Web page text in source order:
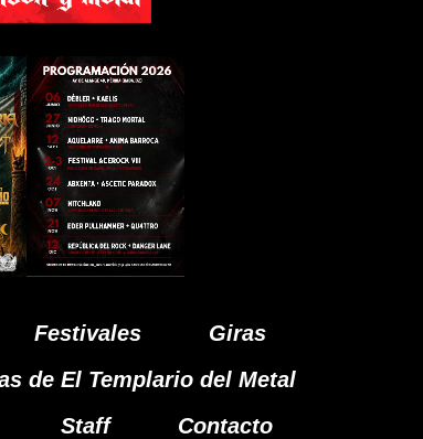
Festivales
Giras
de El Templario del Metal
Staff
Contacto